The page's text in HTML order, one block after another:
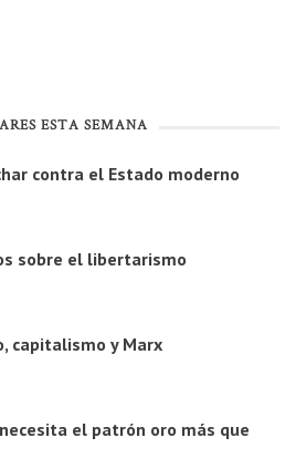
ESTA SEMANA
contra el Estado moderno
sobre el libertarismo
capitalismo y Marx
el patrón oro más que